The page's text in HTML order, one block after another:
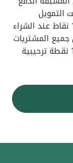
التمويل
الكويتي حيث يتمكن العميل من كسب 10 نقاط عند الشراء
جميع المشتريات
محلياً ودولياً بالاضافة للحصول على 1,000 نقطة ترحيبية